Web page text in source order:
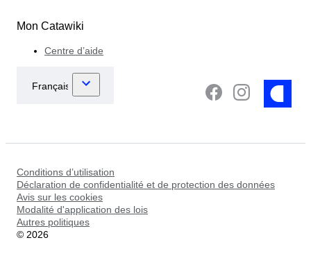
Mon Catawiki
Centre d’aide
Conditions d’utilisation
Déclaration de confidentialité et de protection des données
Avis sur les cookies
Modalité d'application des lois
Autres politiques
© 2026